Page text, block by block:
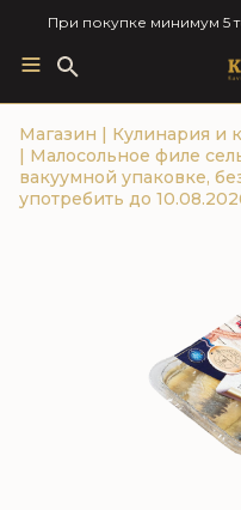
При покупке минимум 5
Search
for:
Магазин | Кулинария и
| Малосольное филе
вакуумной упаковке,
употребить до